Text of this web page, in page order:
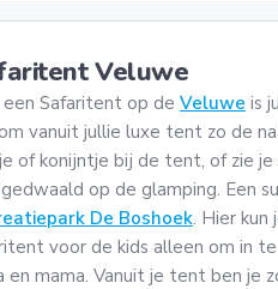
Veluwe
Safaritent op de Veluwe is
vanuit jullie luxe tent zo de
of konijntje bij de tent, of zie je
op de glamping. Een
De Boshoek. Hier kun
voor de kids alleen om in
en mama. Vanuit je tent ben je